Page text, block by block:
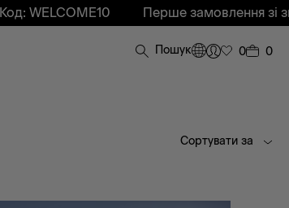
Перше замовлення зі знижкою
Пошук 0 0
Сортувати за